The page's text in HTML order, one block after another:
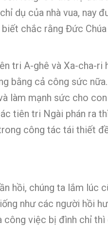
dụ của nhà vua, nay
chắc rằng Đức
tri A-ghê và Xa-cha-ri
bằng cả công sức
làm mạnh sức cho
tiên tri Ngài phán ra
công tác tái thiết
hồi, chúng ta lắm lúc
như các người hồi
việc bị đình chỉ thì